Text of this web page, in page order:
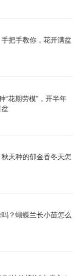
把手教你，花开满盆
“花期劳模”，开半年
天种的郁金香冬天怎
？蝴蝶兰长小苗怎么